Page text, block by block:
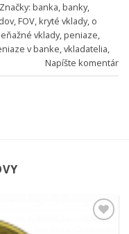
Značky: banka,banky,
,FOV,kryté vklady, o
vklady,peniaze,
v banke,vkladatelia,
Napíšte komentár